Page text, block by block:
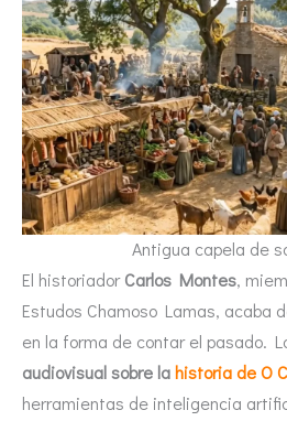
Antigua capela de
El historiadorCarlos Montes,
Estudos Chamoso Lamas, acaba
en la forma de contar el pasado.
audiovisual sobre lahistoria de O
herramientas de inteligencia